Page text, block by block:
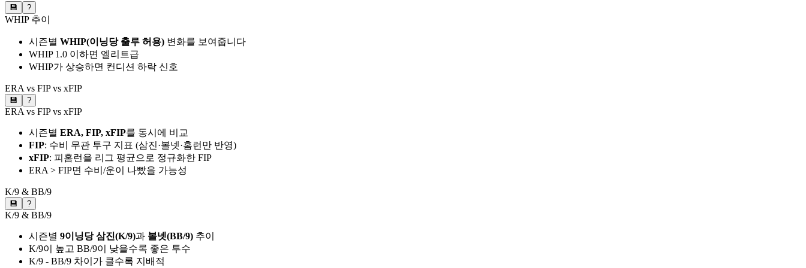
💾 ?
WHIP 추이
시즌별 WHIP(이닝당 출루 허용) 변화를 보여줍니다
WHIP 1.0 이하면 엘리트급
WHIP가 상승하면 컨디션 하락 신호
ERA vs FIP vs xFIP
💾 ?
ERA vs FIP vs xFIP
시즌별 ERA, FIP, xFIP를 동시에 비교
FIP: 수비 무관 투구 지표 (삼진·볼넷·홈런만 반영)
xFIP: 피홈런을 리그 평균으로 정규화한 FIP
ERA > FIP면 수비/운이 나빴을 가능성
K/9 & BB/9
💾 ?
K/9 & BB/9
시즌별 9이닝당 삼진(K/9)과 볼넷(BB/9) 추이
K/9이 높고 BB/9이 낮을수록 좋은 투수
K/9 - BB/9 차이가 클수록 지배적